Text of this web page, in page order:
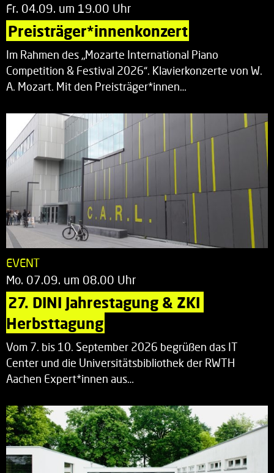
Fr. 04.09. um 19.00 Uhr
Preisträger*innenkonzert
Im Rahmen des „Mozarte International Piano
Competition & Festival 2026“. Klavierkonzerte von W.
A. Mozart. Mit den Preisträger*innen…
EVENT
Mo. 07.09. um 08.00 Uhr
27. DINI Jahrestagung & ZKI
Herbsttagung
Vom 7. bis 10. September 2026 begrüßen das IT
Center und die Universitätsbibliothek der RWTH
Aachen Expert*innen aus…